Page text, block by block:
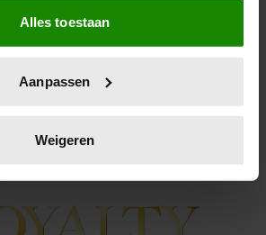
over uw geografische
paar meter nauwkeurig kan zijn
eigenschappen (fingerprinting)
voorkeuren in het
om content en advertenties te
Alles toestaan
Aanpassen
Weigeren